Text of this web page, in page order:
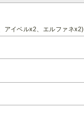
アイベルx2、エルファネx2)